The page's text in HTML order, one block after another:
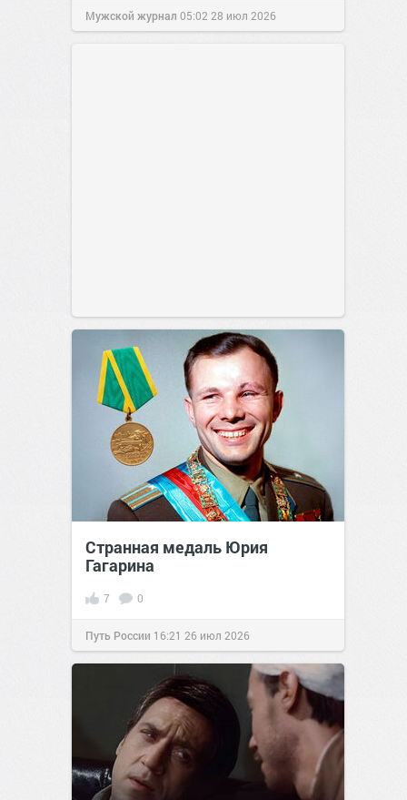
Мужской журнал 05:02 28 июл 2026
Странная медаль Юрия
Гагарина
7 0
Путь России 16:21 26 июл 2026